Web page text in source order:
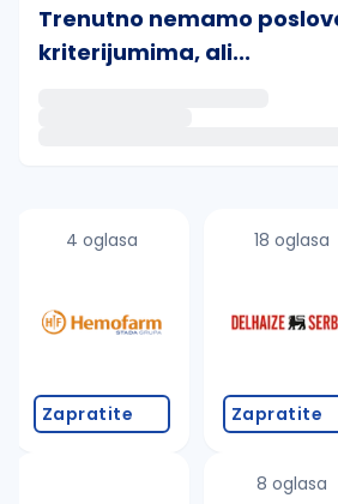
Trenutno nemamo
kriterijumima, ali...
proverite pravopisne
promenite odabrane
4 oglasa
Zapratite
18 oglasa
Zapratite
8 oglasa